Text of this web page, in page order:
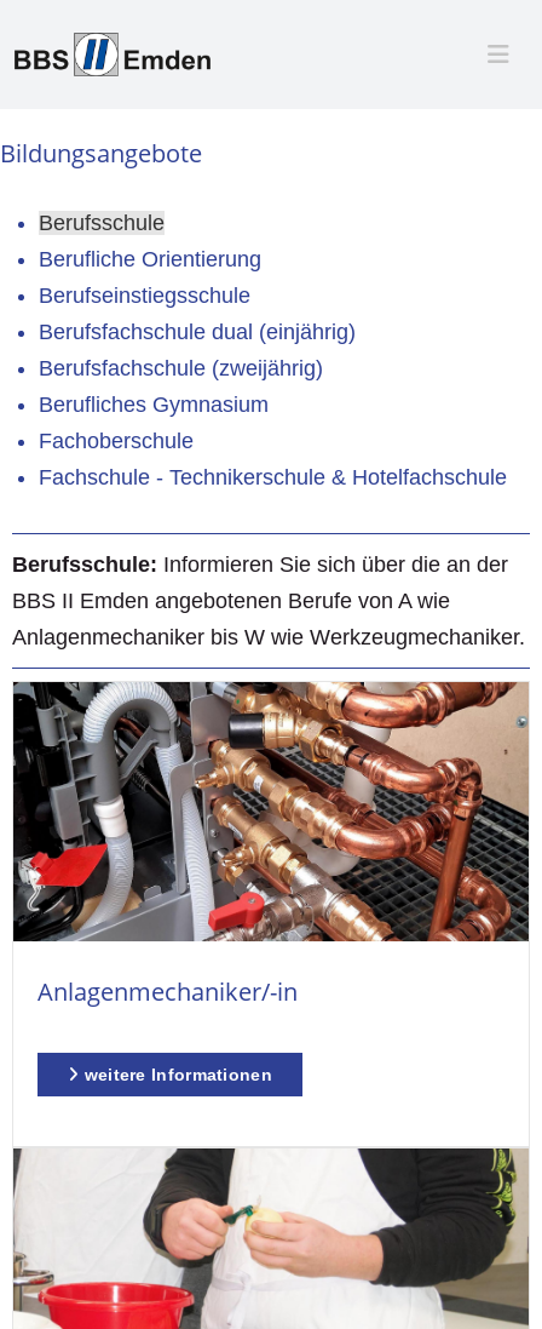
Bildungsangebote
Berufsschule
Berufliche Orientierung
Berufseinstiegsschule
Berufsfachschule dual (einjährig)
Berufsfachschule (zweijährig)
Berufliches Gymnasium
Fachoberschule
Fachschule - Technikerschule & Hotelfachschule
Berufsschule: Informieren Sie sich über die an der
BBS II Emden angebotenen Berufe von A wie
Anlagenmechaniker bis W wie Werkzeugmechaniker.
Anlagenmechaniker/-in
weitere Informationen